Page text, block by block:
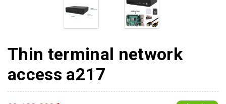
Thin terminal network
access a217